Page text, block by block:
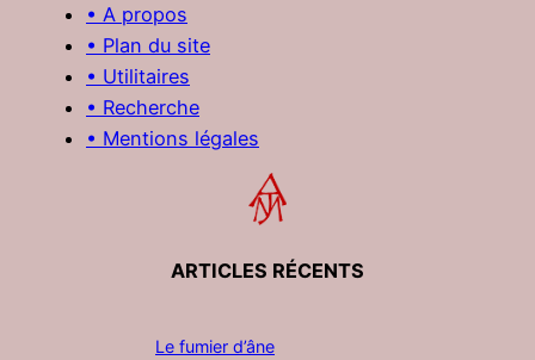
• A propos
• Plan du site
• Utilitaires
• Recherche
• Mentions légales
ARTICLES RÉCENTS
Le fumier d’âne